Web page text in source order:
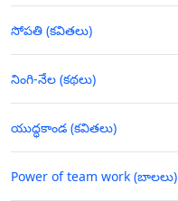
సోపతి (కవితలు)
నింగి-నేల (కథలు)
యుద్ధకాండ (కవితలు)
Power of team work (బాలలు)